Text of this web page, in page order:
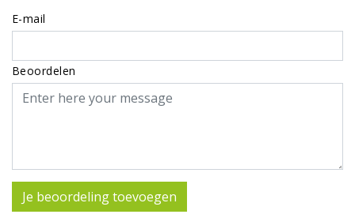
E-mail
Beoordelen
Je beoordeling toevoegen